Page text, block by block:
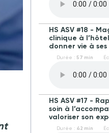
HS ASV #18 -
clinique à
donner vie à ses
Durée : 57 min
HS ASV #17 -
soin à
valoriser son
Durée : 42 min